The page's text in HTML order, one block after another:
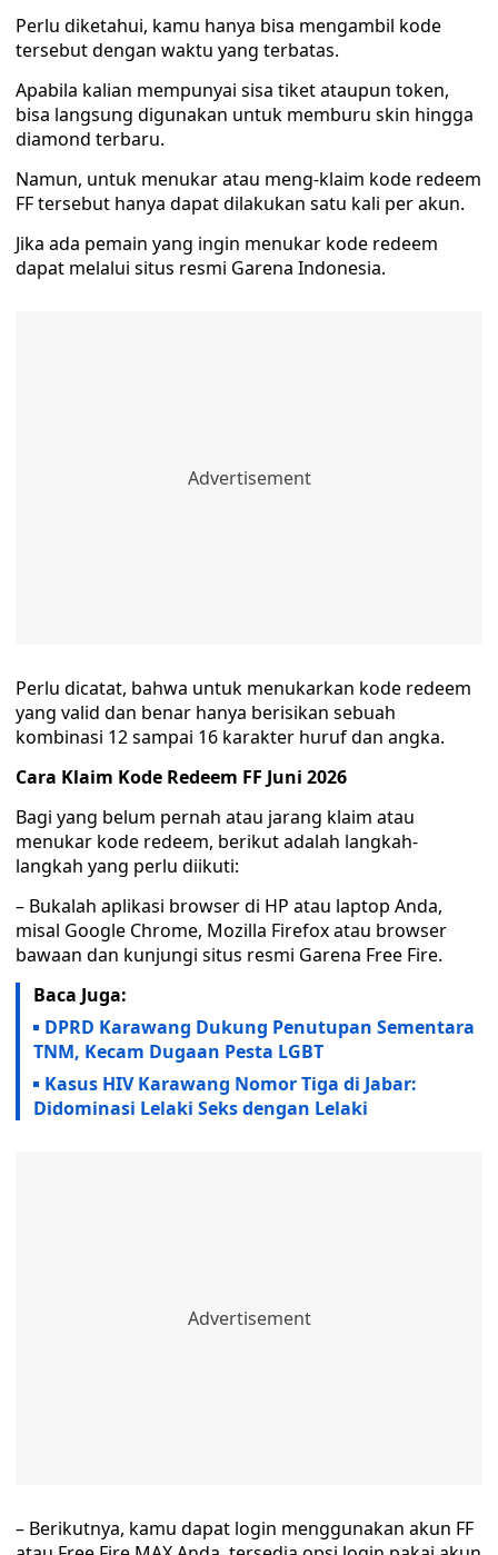
Perlu diketahui, kamu hanya bisa mengambil kode
tersebut dengan waktu yang terbatas.
Apabila kalian mempunyai sisa tiket ataupun token,
bisa langsung digunakan untuk memburu skin hingga
diamond terbaru.
Namun, untuk menukar atau meng-klaim kode redeem
FF tersebut hanya dapat dilakukan satu kali per akun.
Jika ada pemain yang ingin menukar kode redeem
dapat melalui situs resmi Garena Indonesia.
Perlu dicatat, bahwa untuk menukarkan kode redeem
yang valid dan benar hanya berisikan sebuah
kombinasi 12 sampai 16 karakter huruf dan angka.
Cara Klaim Kode Redeem FF Juni 2026
Bagi yang belum pernah atau jarang klaim atau
menukar kode redeem, berikut adalah langkah-
langkah yang perlu diikuti:
– Bukalah aplikasi browser di HP atau laptop Anda,
misal Google Chrome, Mozilla Firefox atau browser
bawaan dan kunjungi situs resmi Garena Free Fire.
Baca Juga:
DPRD Karawang Dukung Penutupan Sementara
TNM, Kecam Dugaan Pesta LGBT
Kasus HIV Karawang Nomor Tiga di Jabar:
Didominasi Lelaki Seks dengan Lelaki
– Berikutnya, kamu dapat login menggunakan akun FF